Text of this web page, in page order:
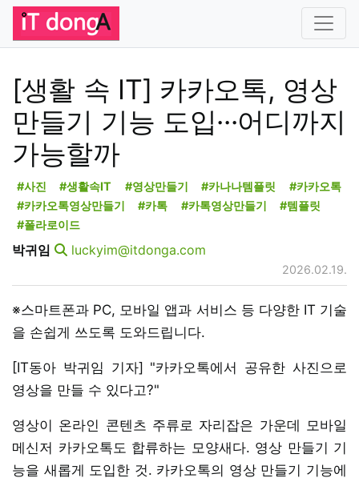
[생활 속 IT] 카카오톡, 영상
만들기 기능 도입···어디까지
가능할까
#사진 #생활속IT #영상만들기 #카나나템플릿
#카카오톡
#카카오톡영상만들기
#카톡 #카톡영상만들기
#템플릿
#폴라로이드
박귀임 luckyim@itdonga.com
2026.02.19.
※스마트폰과 PC, 모바일 앱과 서비스 등 다양한 IT 기술
을 손쉽게 쓰도록 도와드립니다.
[IT동아 박귀임 기자] "카카오톡에서 공유한 사진으로
영상을 만들 수 있다고?"
영상이 온라인 콘텐츠 주류로 자리잡은 가운데 모바일
메신저 카카오톡도 합류하는 모양새다. 영상 만들기 기
능을 새롭게 도입한 것. 카카오톡의 영상 만들기 기능에